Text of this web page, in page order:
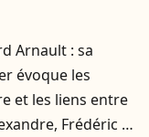
: sa
évoque les
et les liens entre
Frédéric et